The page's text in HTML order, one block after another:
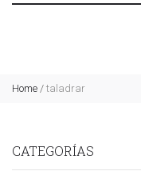
Home / taladrar
CATEGORÍAS